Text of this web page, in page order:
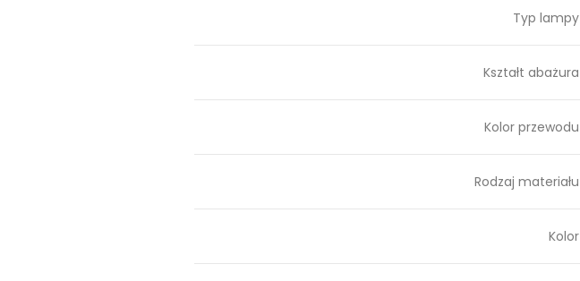
Typ lampy
Kształt abażura
Kolor przewodu
Rodzaj materiału
Kolor